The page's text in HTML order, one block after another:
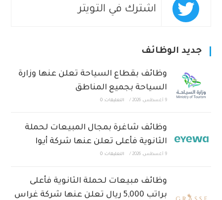
اشترك في التويتر
جديد الوظائف
وظائف بقطاع السياحة تعلن عنها وزارة
السياحة بجميع المناطق
9 أغسطس، 2026 / التعليقات: 0
وظائف شاغرة بمجال المبيعات لحملة
الثانوية فأعلى تعلن عنها شركة أيوا
9 أغسطس، 2026 / التعليقات: 0
وظائف مبيعات لحملة الثانوية فأعلى
براتب 5,000 ريال تعلن عنها شركة غراس